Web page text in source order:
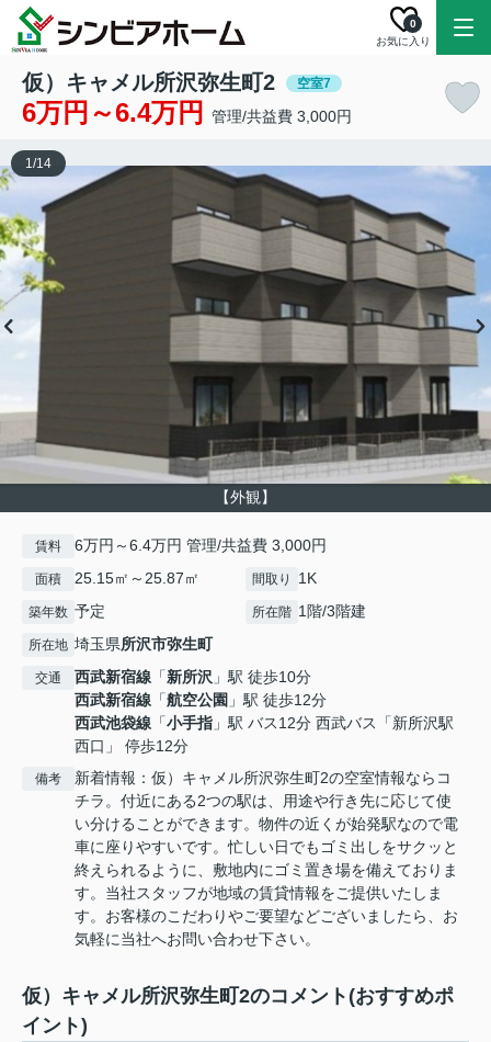
お気に入り
0
仮）キャメル所沢弥生町2 空室7
6万円～6.4万円 管理/共益費 3,000円
【外観】
1/14
賃料 6万円～6.4万円 管理/共益費 3,000円
面積 25.15㎡～25.87㎡ 間取り 1K
築年数 予定 所在階 1階/3階建
所在地 埼玉県所沢市弥生町
交通 西武新宿線 「新所沢 」駅 徒歩10分
西武新宿線 「航空公園 」駅 徒歩12分
西武池袋線 「小手指 」駅 バス12分 西武バス「新所沢駅
西口」 停歩12分
備考
新着情報：仮）キャメル所沢弥生町2の空室情報ならコ
チラ。付近にある2つの駅は、用途や行き先に応じて使
い分けることができます。物件の近くが始発駅なので電
車に座りやすいです。忙しい日でもゴミ出しをサクッと
終えられるように、敷地内にゴミ置き場を備えておりま
す。当社スタッフが地域の賃貸情報をご提供いたしま
す。お客様のこだわりやご要望などございましたら、お
気軽に当社へお問い合わせ下さい。
仮）キャメル所沢弥生町2のコメント(おすすめポ
イント)